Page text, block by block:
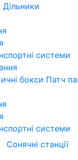
Дільники
системи
бокси Патч
системи
Сонячні станції